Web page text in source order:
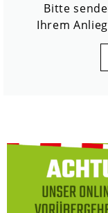
Bitte
Ihrem